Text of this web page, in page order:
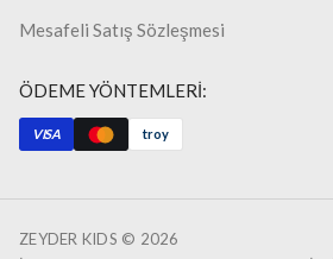
Mesafeli Satış Sözleşmesi
ÖDEME YÖNTEMLERİ:
VISA troy
ZEYDER KIDS © 2026